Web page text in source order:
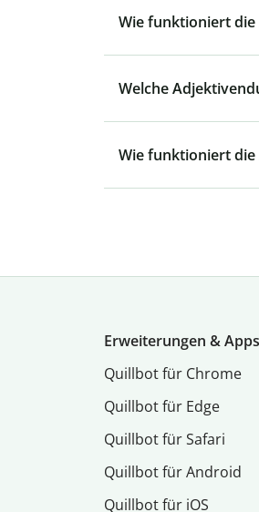
Wie funktioniert
Welche
Wie funktioniert
Erweiterungen & Apps
Quillbot für Chrome
Quillbot für Edge
Quillbot für Safari
Quillbot für Android
Quillbot für iOS